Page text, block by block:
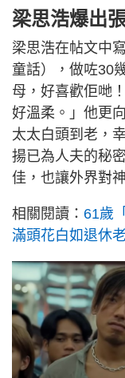
梁思浩爆出
梁思浩在帖文中
童話），做咗30
母，好喜歡佢哋
好溫柔。」他更
太太白頭到老，
揚已為人夫的秘
佳，也讓外界對
相關閱讀： 61歲
滿頭花白如退休